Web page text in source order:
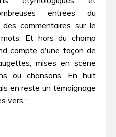
entrées du
commentaires sur le
Et hors du champ
compte d'une façon de
mises en scène
ou chansons. En huit
en reste un témoignage
vers :